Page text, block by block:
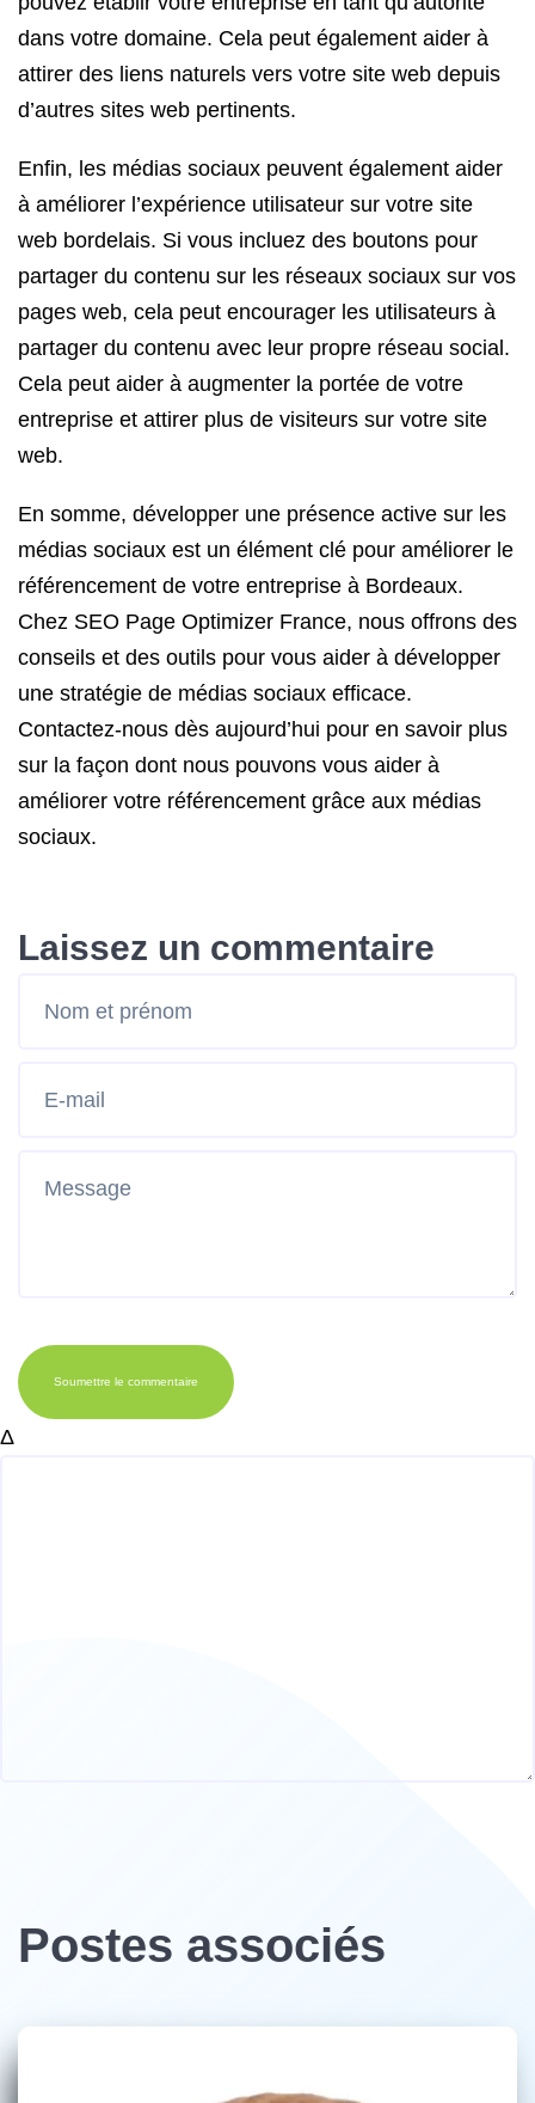
dans votre domaine. Cela peut également aider à
attirer des liens naturels vers votre site web depuis
d’autres sites web pertinents.
Enfin, les médias sociaux peuvent également aider
à améliorer l’expérience utilisateur sur votre site
web bordelais. Si vous incluez des boutons pour
partager du contenu sur les réseaux sociaux sur vos
pages web, cela peut encourager les utilisateurs à
partager du contenu avec leur propre réseau social.
Cela peut aider à augmenter la portée de votre
entreprise et attirer plus de visiteurs sur votre site
web.
En somme, développer une présence active sur les
médias sociaux est un élément clé pour améliorer le
référencement de votre entreprise à Bordeaux.
Chez SEO Page Optimizer France, nous offrons des
conseils et des outils pour vous aider à développer
une stratégie de médias sociaux efficace.
Contactez-nous dès aujourd’hui pour en savoir plus
sur la façon dont nous pouvons vous aider à
améliorer votre référencement grâce aux médias
sociaux.
Laissez un commentaire
Soumettre le commentaire
Δ
Postes associés